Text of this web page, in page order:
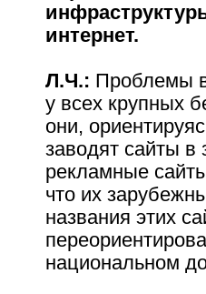
интернет.
Л.Ч.: Проблемы
у всех крупных
они,
заводят сайты в
рекламные
что их
названия этих
национальном